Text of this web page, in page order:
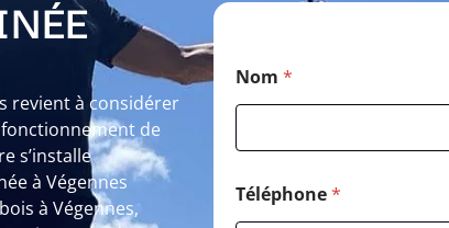
revient à considérer
de
s’installe
à Végennes
à Végennes,
Nom *
Téléphone*